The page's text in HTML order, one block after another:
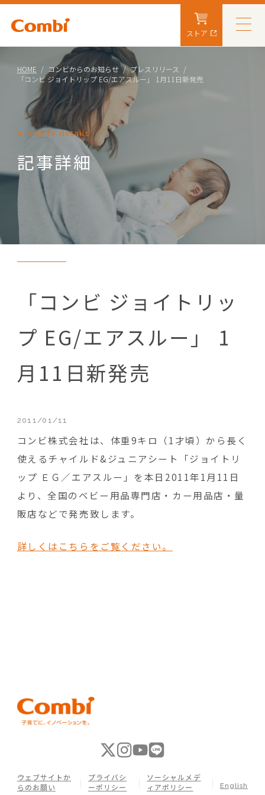
ストア
HOME コンビからのお知らせ
プレスリリース
「コンビ ジョイトリップ EG/エアスルー」 1月11日新発売
Article details
記事詳細
「コンビ ジョイトリッ
プ EG/エアスルー」 1
月11日新発売
2011/01/11
コンビ株式会社は、体重9キロ（1才頃）から長く
使えるチャイルド&ジュニアシート「ジョイトリ
ップ ＥＧ／エアスルー」を本日2011年1月11日
より、全国のベビー用品専門店・カー用品店・量
販店などで発売致します。
詳しくはこちらをご覧ください。
ウェブサイトか
らのお願い
プライバシ
ーポリシー
ソーシャルメデ
ィアポリシー
English